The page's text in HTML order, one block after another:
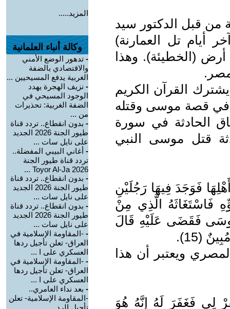
من قبل الدكتور سيد
أيام تل العمارنة)
(الخطيئة). وهذا
القرآن الكريم
في قصة موسى وقتله
الحادثة في سورة
قتل موسى النبي
فَوَجَدَ فِيهَا رَجُلَيْنِ
فَاسْتَغَاثَهُ الَّذِي مِنْ
فَقَضَى عَلَيْهِ قَالَ
(15).
ويعتبر أن هذا
لِي فَغَفَرَ لَهُ إِنَّهُ هُوَ
المزيد.....
وكالة أنباء العلمانية
- تدهور الوضع الأمني
والاقتصادي بالضفة
الغربية يدفع المسيحيين ...
- نزيف الهجرة يهدد
الوجود المسيحي في
الضفة الغربية: تحذيرات
من ...
- بدون انقطاع.. تردد قناة
طيور الجنة 2026 الجديد
على نايل سات ...
- أغاني البيبي المفضلة..
تردد قناة طيور الجنة
2026 Toyor Al-Ja ...
- بدون انقطاع.. تردد قناة
طيور الجنة 2026 الجديد
على نايل سات ...
- بدون انقطاع.. تردد قناة
طيور الجنة 2026 الجديد
على نايل سات ...
- -المقاومة الإسلامية في
العراق- تعلن تأجيل ردها
العسكري على ا ...
- -المقاومة الإسلامية في
العراق- تعلن تأجيل ردها
العسكري على ا ...
- بعد نداء العامري..
-المقاومة الإسلامية- تعلن
تأجيل الرد